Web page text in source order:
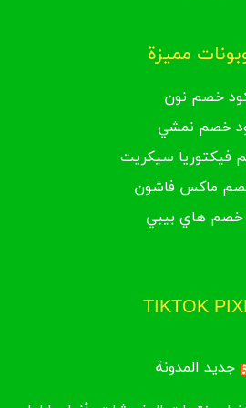
مميزة
خصم نون
خصم نمشي
فيكتوريا سيكريت
ماكس فاشون
خصم هاي بيبي
TIKTOK
جديد المدونة